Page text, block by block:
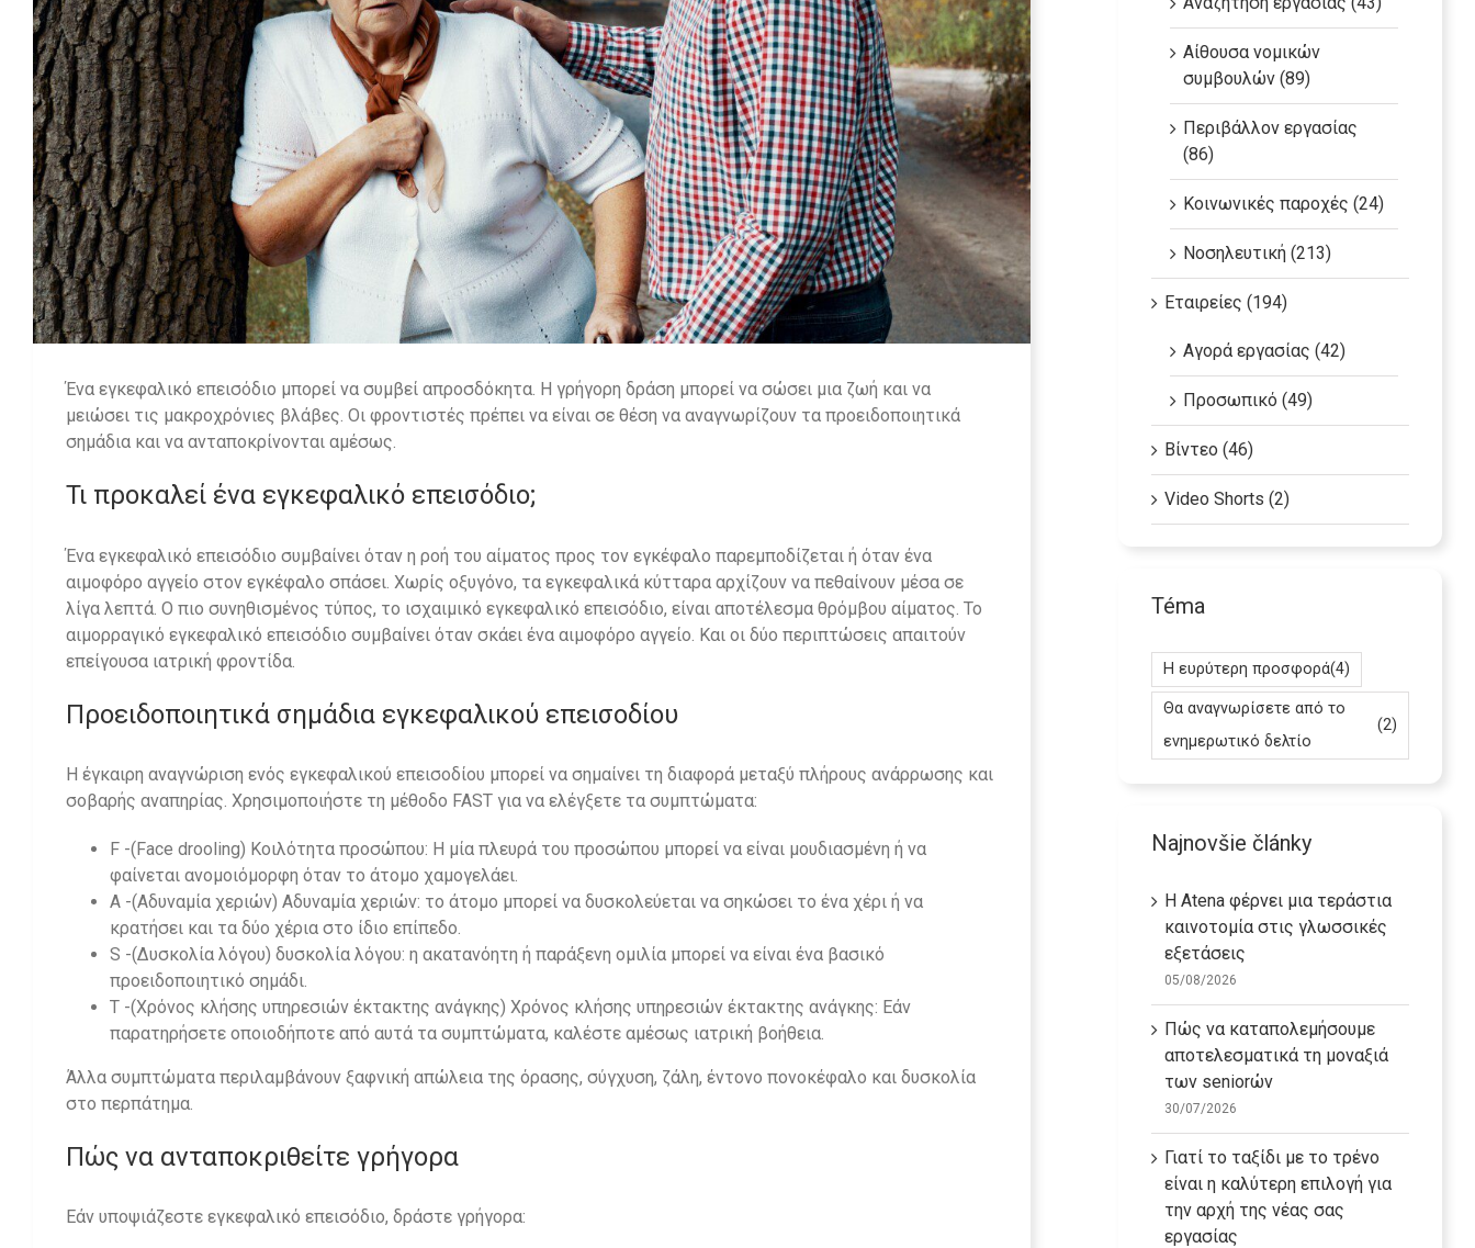
Ένα εγκεφαλικό επεισόδιο μπορεί να συμβεί απροσδόκητα. Η γρήγορη δράση μπορεί να σώσει μια ζωή και να
μειώσει τις μακροχρόνιες βλάβες. Οι φροντιστές πρέπει να είναι σε θέση να αναγνωρίζουν τα προειδοποιητικά
σημάδια και να ανταποκρίνονται αμέσως.
Τι προκαλεί ένα εγκεφαλικό επεισόδιο;
Ένα εγκεφαλικό επεισόδιο συμβαίνει όταν η ροή του αίματος προς τον εγκέφαλο παρεμποδίζεται ή όταν ένα
αιμοφόρο αγγείο στον εγκέφαλο σπάσει. Χωρίς οξυγόνο, τα εγκεφαλικά κύτταρα αρχίζουν να πεθαίνουν μέσα σε
λίγα λεπτά. Ο πιο συνηθισμένος τύπος, το ισχαιμικό εγκεφαλικό επεισόδιο, είναι αποτέλεσμα θρόμβου αίματος. Το
αιμορραγικό εγκεφαλικό επεισόδιο συμβαίνει όταν σκάει ένα αιμοφόρο αγγείο. Και οι δύο περιπτώσεις απαιτούν
επείγουσα ιατρική φροντίδα.
Προειδοποιητικά σημάδια εγκεφαλικού επεισοδίου
Η έγκαιρη αναγνώριση ενός εγκεφαλικού επεισοδίου μπορεί να σημαίνει τη διαφορά μεταξύ πλήρους ανάρρωσης και
σοβαρής αναπηρίας. Χρησιμοποιήστε τη μέθοδο FAST για να ελέγξετε τα συμπτώματα:
F -(Face drooling) Κοιλότητα προσώπου: Η μία πλευρά του προσώπου μπορεί να είναι μουδιασμένη ή να
φαίνεται ανομοιόμορφη όταν το άτομο χαμογελάει.
Α -(Αδυναμία χεριών) Αδυναμία χεριών: το άτομο μπορεί να δυσκολεύεται να σηκώσει το ένα χέρι ή να
κρατήσει και τα δύο χέρια στο ίδιο επίπεδο.
S -(Δυσκολία λόγου) δυσκολία λόγου: η ακατανόητη ή παράξενη ομιλία μπορεί να είναι ένα βασικό
προειδοποιητικό σημάδι.
T -(Χρόνος κλήσης υπηρεσιών έκτακτης ανάγκης) Χρόνος κλήσης υπηρεσιών έκτακτης ανάγκης: Εάν
παρατηρήσετε οποιοδήποτε από αυτά τα συμπτώματα, καλέστε αμέσως ιατρική βοήθεια.
Άλλα συμπτώματα περιλαμβάνουν ξαφνική απώλεια της όρασης, σύγχυση, ζάλη, έντονο πονοκέφαλο και δυσκολία
στο περπάτημα.
Πώς να ανταποκριθείτε γρήγορα
Εάν υποψιάζεστε εγκεφαλικό επεισόδιο, δράστε γρήγορα:
Αίθουσα νομικών
συμβουλών (89)
Περιβάλλον εργασίας
(86)
Κοινωνικές παροχές (24)
Νοσηλευτική (213)
Εταιρείες (194)
Αγορά εργασίας (42)
Προσωπικό (49)
Βίντεο (46)
Video Shorts (2)
Téma
Η ευρύτερη προσφορά(4)
Θα αναγνωρίσετε από το
ενημερωτικό δελτίο
(2)
Najnovšie články
Η Atena φέρνει μια τεράστια
καινοτομία στις γλωσσικές
εξετάσεις
05/08/2026
Πώς να καταπολεμήσουμε
αποτελεσματικά τη μοναξιά
των seniorών
30/07/2026
Γιατί το ταξίδι με το τρένο
είναι η καλύτερη επιλογή για
την αρχή της νέας σας
εργασίας